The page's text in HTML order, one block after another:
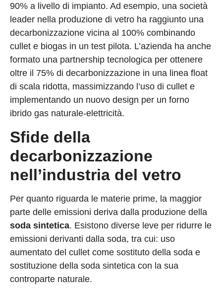
90% a livello di impianto. Ad esempio, una società
leader nella produzione di vetro ha raggiunto una
decarbonizzazione vicina al 100% combinando
cullet e biogas in un test pilota. L’azienda ha anche
formato una partnership tecnologica per ottenere
oltre il 75% di decarbonizzazione in una linea float
di scala ridotta, massimizzando l’uso di cullet e
implementando un nuovo design per un forno
ibrido gas naturale-elettricità.
Sfide della
decarbonizzazione
nell’industria del vetro
Per quanto riguarda le materie prime, la maggior
parte delle emissioni deriva dalla produzione della
soda sintetica. Esistono diverse leve per ridurre le
emissioni derivanti dalla soda, tra cui: uso
aumentato del cullet come sostituto della soda e
sostituzione della soda sintetica con la sua
controparte naturale.